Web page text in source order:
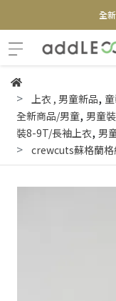
全
上衣 , 男童新品,
全新商品/男童, 男童
裝8-9T/長袖上衣, 男
crewcuts蘇格蘭格